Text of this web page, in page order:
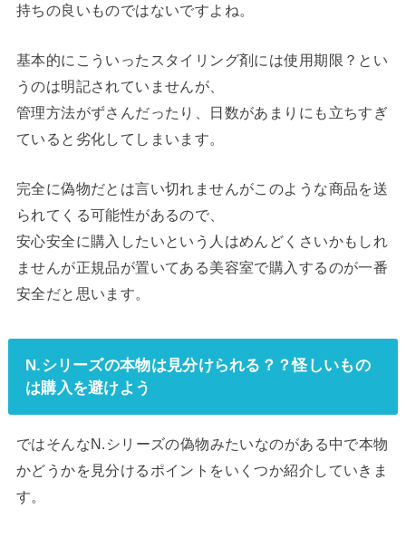
持ちの良いものではないですよね。
基本的にこういったスタイリング剤には使用期限？とい
うのは明記されていませんが、
管理方法がずさんだったり、日数があまりにも立ちすぎ
ていると劣化してしまいます。
完全に偽物だとは言い切れませんがこのような商品を送
られてくる可能性があるので、
安心安全に購入したいという人はめんどくさいかもしれ
ませんが正規品が置いてある美容室で購入するのが一番
安全だと思います。
N.シリーズの本物は見分けられる？？怪しいもの
は購入を避けよう
ではそんなN.シリーズの偽物みたいなのがある中で本物
かどうかを見分けるポイントをいくつか紹介していきま
す。